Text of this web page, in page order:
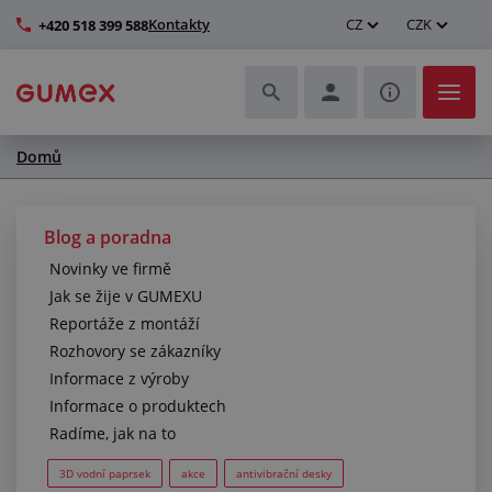
+420 518 399 588Kontakty CZ CZK
Hadice a jejich kompletace
Technické plasty
Dopravníkové pásy a montáž
Zlepšení pracovního prostředí
Další pryžové a plastové výrobky
Domů
Blog a poradna
Novinky ve firmě
Jak se žije v GUMEXU
Reportáže z montáží
Rozhovory se zákazníky
Informace z výroby
Informace o produktech
Radíme, jak na to
3D vodní paprsek akce antivibrační desky